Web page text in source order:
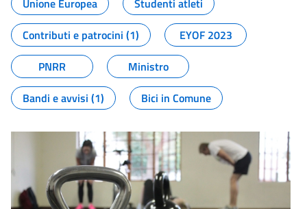
Unione Europea
Studenti atleti
Contributi e patrocini (1)
EYOF 2023
PNRR
Ministro
Bandi e avvisi (1)
Bici in Comune